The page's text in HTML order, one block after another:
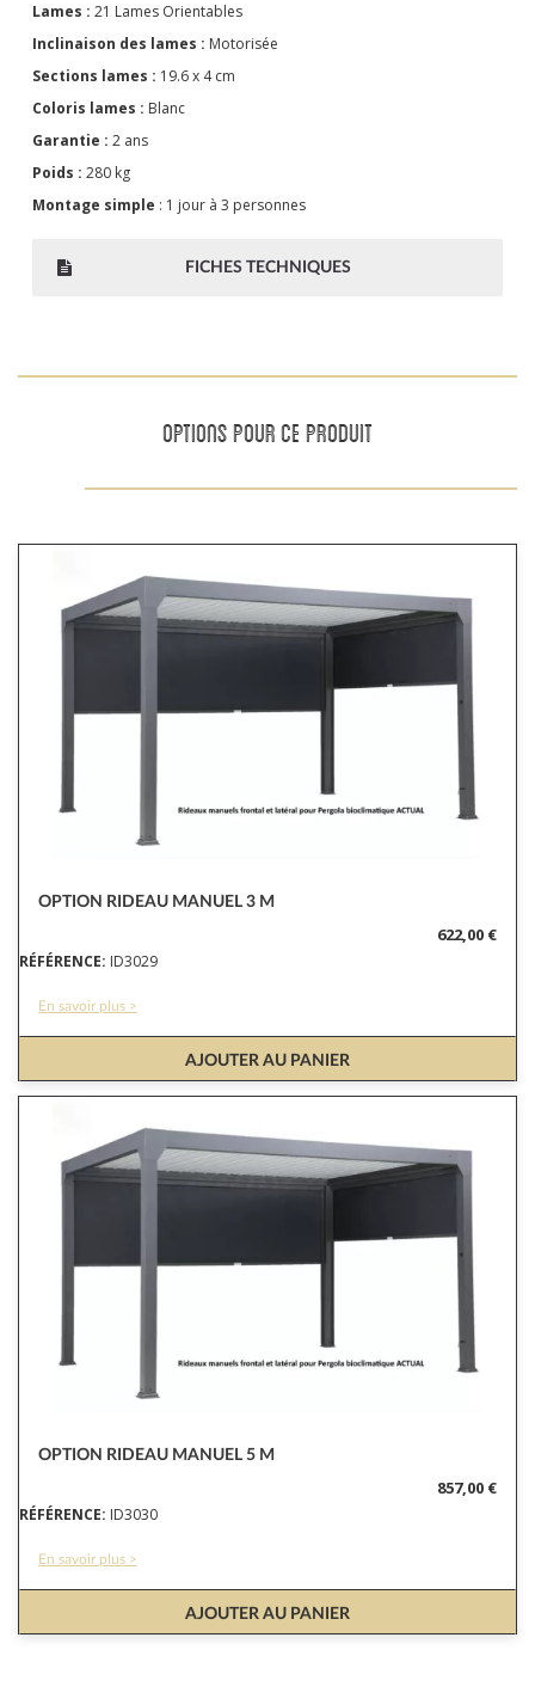
Lames : 21 Lames Orientables
Inclinaison des lames : Motorisée
Sections lames : 19.6 x 4 cm
Coloris lames : Blanc
Garantie : 2 ans
Poids : 280 kg
Montage simple : 1 jour à 3 personnes
FICHES TECHNIQUES
OPTIONS POUR CE PRODUIT
OPTION RIDEAU MANUEL 3 M
622,00 €
RÉFÉRENCE: ID3029
En savoir plus >
AJOUTER AU PANIER
OPTION RIDEAU MANUEL 5 M
857,00 €
RÉFÉRENCE: ID3030
En savoir plus >
AJOUTER AU PANIER